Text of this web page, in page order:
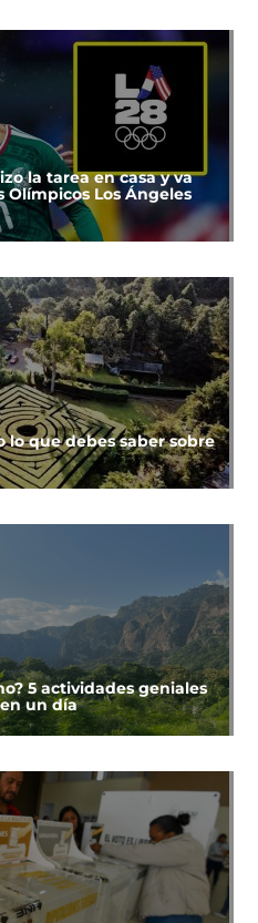
la tarea en casa y va
Olímpicos Los Ángeles
lo que debes saber sobre
5 actividades geniales
un día